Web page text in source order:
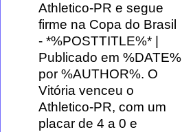
Athletico-PR e segue
firme na Copa do Brasil
- *%POSTTITLE%* |
Publicado em %DATE%
por %AUTHOR%. O
Vitória venceu o
Athletico-PR, com um
placar de 4 a 0 e